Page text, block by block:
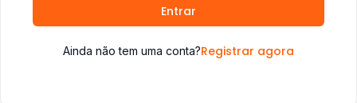
Entrar
Ainda não tem uma conta?Registrar agora